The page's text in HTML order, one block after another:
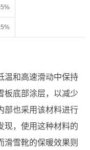
温和高速滑动中保持
板底部涂层，以减少
部也采用该材料进行
现，使用这种材料的
滑雪靴的保暖效果则